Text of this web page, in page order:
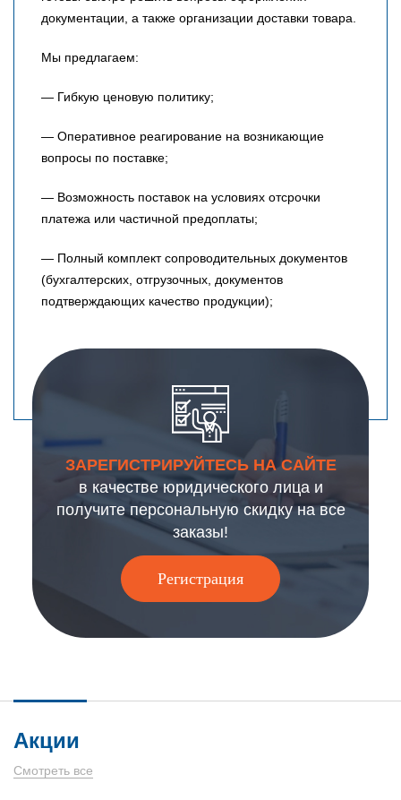
документации, а также организации доставки товара.
Мы предлагаем:
— Гибкую ценовую политику;
— Оперативное реагирование на возникающие
вопросы по поставке;
— Возможность поставок на условиях отсрочки
платежа или частичной предоплаты;
— Полный комплект сопроводительных документов
(бухгалтерских, отгрузочных, документов
подтверждающих качество продукции);
ЗАРЕГИСТРИРУЙТЕСЬ НА САЙТЕ
в качестве юридического лица и
получите персональную скидку на все
заказы!
Регистрация
Акции
Смотреть все